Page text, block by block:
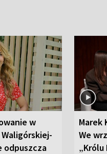
w
odpuszcza
Marek
We
„Królu